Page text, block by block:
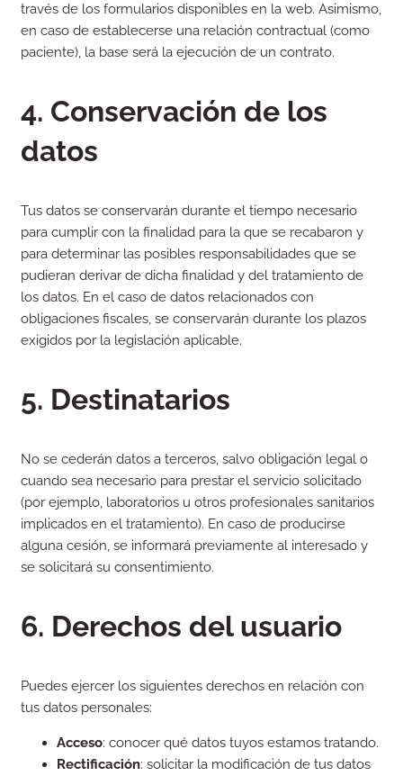
través de los formularios disponibles en la web. Asimismo,
en caso de establecerse una relación contractual (como
paciente), la base será la ejecución de un contrato.
4. Conservación de los
datos
Tus datos se conservarán durante el tiempo necesario
para cumplir con la finalidad para la que se recabaron y
para determinar las posibles responsabilidades que se
pudieran derivar de dicha finalidad y del tratamiento de
los datos. En el caso de datos relacionados con
obligaciones fiscales, se conservarán durante los plazos
exigidos por la legislación aplicable.
5. Destinatarios
No se cederán datos a terceros, salvo obligación legal o
cuando sea necesario para prestar el servicio solicitado
(por ejemplo, laboratorios u otros profesionales sanitarios
implicados en el tratamiento). En caso de producirse
alguna cesión, se informará previamente al interesado y
se solicitará su consentimiento.
6. Derechos del usuario
Puedes ejercer los siguientes derechos en relación con
tus datos personales:
Acceso: conocer qué datos tuyos estamos tratando.
Rectificación: solicitar la modificación de tus datos